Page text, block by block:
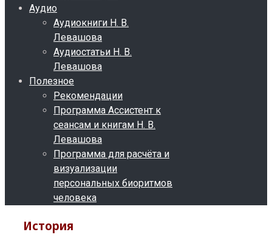
Аудио
Аудиокниги Н. В.
Левашова
Аудиостатьи Н. В.
Левашова
Полезное
Рекомендации
Программа Ассистент к
сеансам и книгам Н. В.
Левашова
Программа для расчёта и
визуализации
персональных биоритмов
человека
История